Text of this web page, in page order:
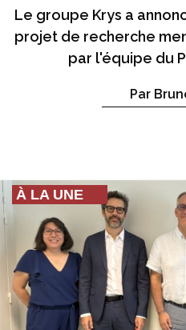
Le groupe Krys a
projet de recherche
par l'équipe du
Par
À LA UNE